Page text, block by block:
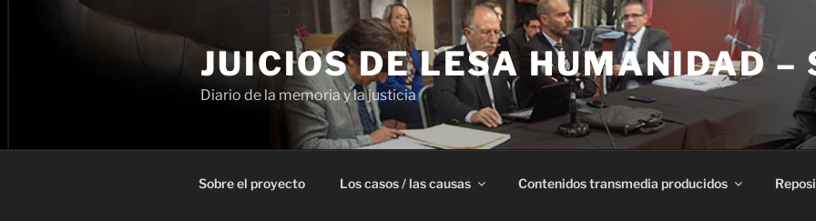
JUICIOS DE LESA HUMANIDAD –
Diario de la memoria y la justicia
Sobre el proyecto Los casos / las causas Contenidos transmedia producidos